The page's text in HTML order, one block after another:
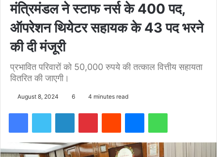
मंत्रिमंडल ने स्टाफ नर्स के 400 पद,
ऑपरेशन थियेटर सहायक के 43 पद भरने
की दी मंजूरी
प्रभावित परिवारों को 50,000 रुपये की तत्काल वित्तीय सहायता
वितरित की जाएगी।
August 8, 2024 6 4 minutes read